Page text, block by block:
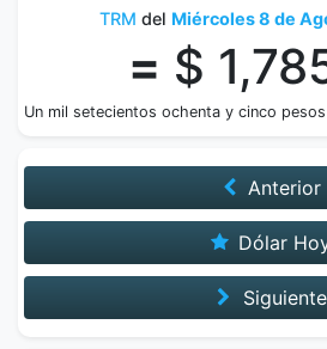
TRM del Miércoles 8 de
= $
Un mil setecientos ochenta y cinco
Anterior
Dólar
Siguiente